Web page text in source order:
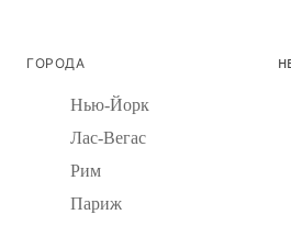
ГОРОДА
Нью-Йорк
Лас-Вегас
Рим
Париж